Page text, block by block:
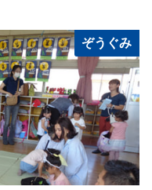
ぞうぐみ